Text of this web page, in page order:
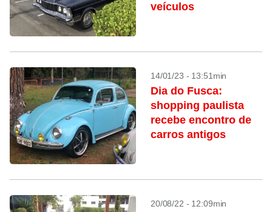
veículos
14/01/23 - 13:51min
Dia do Fusca:
shopping paulista
recebe encontro de
carros antigos
20/08/22 - 12:09min